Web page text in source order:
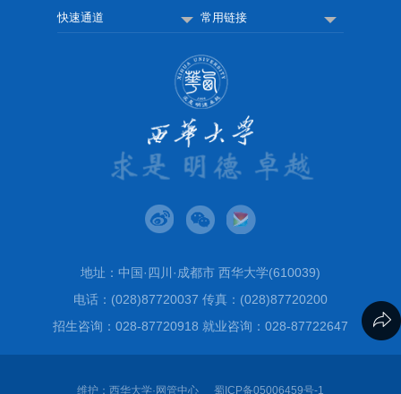
快速通道 常用链接
地址：中国·四川·成都市 西华大学(610039)
电话：(028)87720037 传真：(028)87720200
招生咨询：028-87720918 就业咨询：028-87722647
维护：西华大学·网管中心 蜀ICP备05006459号-1